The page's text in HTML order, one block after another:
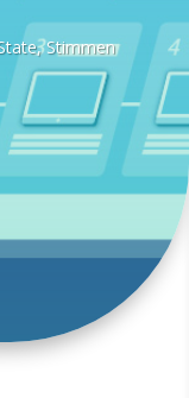
,Stim­men